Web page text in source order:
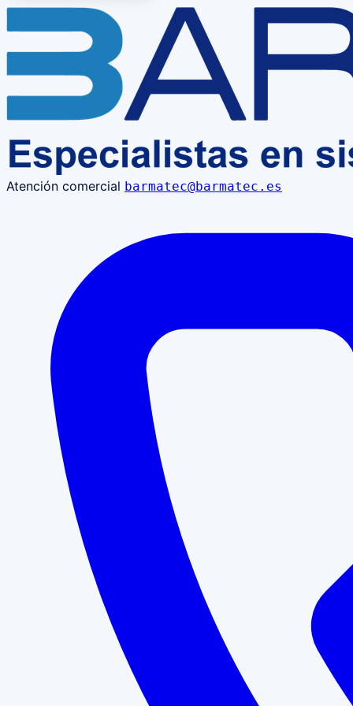
Atención comercial barmatec@barmatec.es